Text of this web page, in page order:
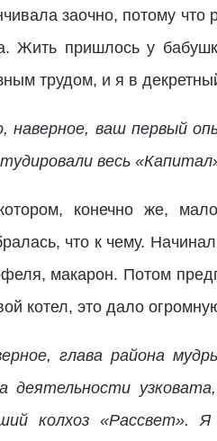
заочно, потому
Жить пришлось у
трудом, и я в
наверное, ваш первый
весь
конечно же,
что к чему.
макарон. Потом
котел, это дало
глава района
деятельности
колхоз «Рассвет».